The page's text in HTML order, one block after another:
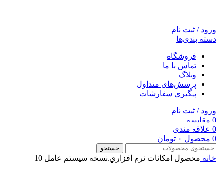
ورود / ثبت نام
دسته بندی‌ها
فروشگاه
تماس با ما
وبلاگ
پرسش‌های متداول
پیگیری سفارشات
ورود / ثبت نام
0 مقایسه
0 علاقه مندی
0 محصول ۰ تومان
جستجو
خانه محصول امکانات نرم افزاري.نسخه سيستم عامل 10